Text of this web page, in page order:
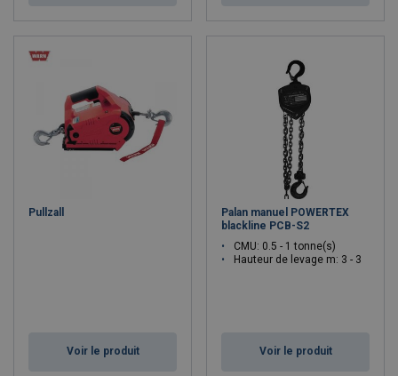
Pullzall
Voir le produit
Palan manuel POWERTEX
blackline PCB-S2
CMU: 0.5 - 1 tonne(s)
Hauteur de levage m: 3 - 3
Voir le produit